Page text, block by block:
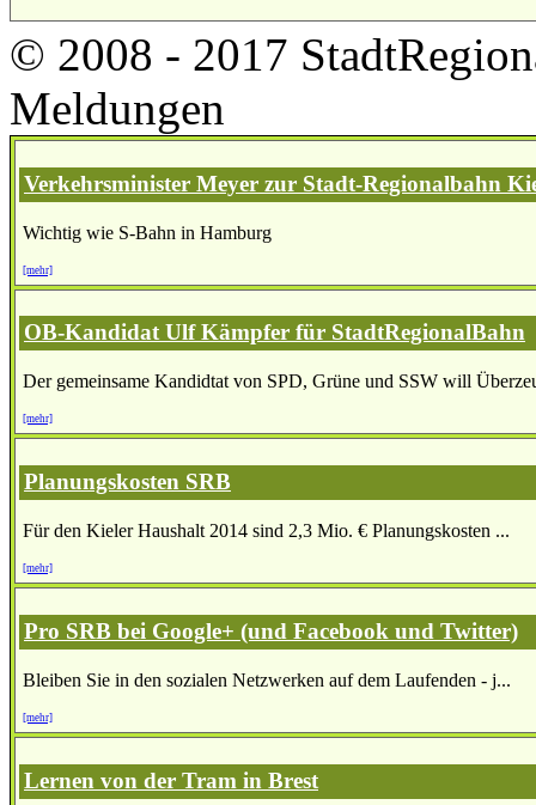
© 2008 - 2017
Meldungen
Verkehrsminister Meyer zur Stadt-Regionalbahn
Wichtig wie S-Bahn in Hamburg
[mehr]
OB-Kandidat Ulf Kämpfer für StadtRegionalBahn
Der gemeinsame Kandidtat von SPD, Grüne und SSW will
[mehr]
Planungskosten SRB
Für den Kieler Haushalt 2014 sind 2,3 Mio. € Planungskosten ...
[mehr]
Pro SRB bei Google+ (und Facebook und Twitter)
Bleiben Sie in den sozialen Netzwerken auf dem Laufenden - j...
[mehr]
Lernen von der Tram in Brest